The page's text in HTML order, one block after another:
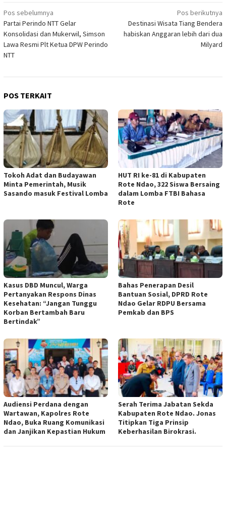
Navigasi
pos
Pos sebelumnya
Partai Perindo NTT Gelar
Konsolidasi dan Mukerwil, Simson
Lawa Resmi Plt Ketua DPW Perindo
NTT
Pos berikutnya
Destinasi Wisata Tiang Bendera
habiskan Anggaran lebih dari dua
Milyard
POS TERKAIT
Tokoh Adat dan Budayawan
Minta Pemerintah, Musik
Sasando masuk Festival Lomba
HUT RI ke-81 di Kabupaten
Rote Ndao, 322 Siswa Bersaing
dalam Lomba FTBI Bahasa
Rote
Kasus DBD Muncul, Warga
Pertanyakan Respons Dinas
Kesehatan: “Jangan Tunggu
Korban Bertambah Baru
Bertindak”
Bahas Penerapan Desil
Bantuan Sosial, DPRD Rote
Ndao Gelar RDPU Bersama
Pemkab dan BPS
Audiensi Perdana dengan
Wartawan, Kapolres Rote
Ndao, Buka Ruang Komunikasi
dan Janjikan Kepastian Hukum
Serah Terima Jabatan Sekda
Kabupaten Rote Ndao. Jonas
Titipkan Tiga Prinsip
Keberhasilan Birokrasi.